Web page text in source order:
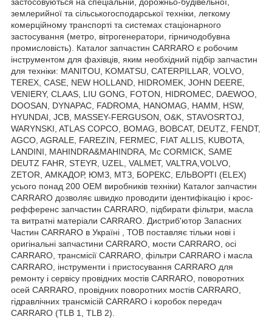
землерийної та сільськогосподарської техніки, легкому
комерційному транспорті та системах стаціонарного
застосування (метро, вітрогенератори, гірничодобувна
промисловість). Каталог запчастин CARRARO є робочим
інструментом для фахівців, яким необхідний підбір запчастин
для техніки: MANITOU, KOMATSU, CATERPILLAR, VOLVO,
TEREX, CASE, NEW HOLLAND, HIDROMEK, JOHN DEERE,
VENIERY, CLAAS, LIU GONG, FOTON, HIDROMEC, DAEWOO,
DOOSAN, DYNAPAC, FADROMA, HANOMAG, HAMM, HSW,
HYUNDAI, JCB, MASSEY-FERGUSON, O&K, STAVOSRTOJ,
WARYNSKI, ATLAS COPCO, BOMAG, BOBCAT, DEUTZ, FENDT,
AGCO, AGRALE, FAREZIN, FERMEC, FIAT ALLIS, KUBOTA,
LANDINI, MAHINDRA&MAHINDRA, Mc CORMICK, SAME
DEUTZ FAHR, STEYR, UZEL, VALMET, VALTRA,VOLVO,
ZETOR, АМКАДОР, ЮМЗ, МТЗ, БОРЕКС, ЕЛЬВОРТІ (ELEX)
усього понад 200 OEM виробників техніки) Каталог запчастин
CARRARO дозволяє швидко проводити ідентифікацію і крос-
рефференс запчастин CARRARO, підбирати фільтри, масла
та витратні матеріали CARRARO. Дистриб'ютор Запасних
Частин CARRARO в Україні , ТОВ поставляє тільки нові і
оригінальні запчастини CARRARO, мости CARRARO, осі
CARRARO, трансмісії CARRARO, фільтри CARRARO і масла
CARRARO, інструменти і пристосування CARRARO для
ремонту і сервісу провідних мостів CARRARO, поворотних
осей CARRARO, провідних поворотних мостів CARRARO,
гідравлічних трансмісій CARRARO і коробок передач
CARRARO (TLB 1, TLB 2).